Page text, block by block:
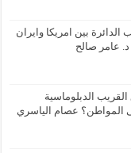
بين امريكا وايران
عامر صالح
الدبلوماسية
المواطن؟ عصام الياسري